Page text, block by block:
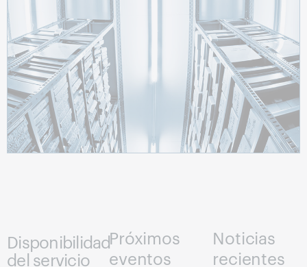
Disponibilidad
del servicio
Próximos
eventos
Noticias
recientes